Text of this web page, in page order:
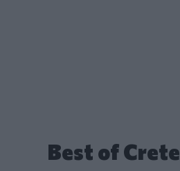
Best of Crete